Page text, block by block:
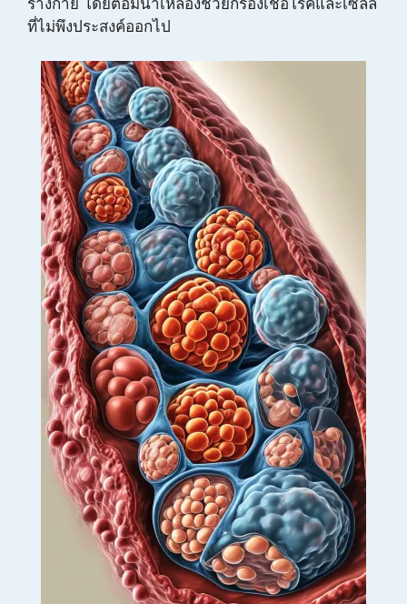
ร่างกาย โดยต่อมน้ำเหลืองช่วยกรองเชื้อโรคและเซลล์
ที่ไม่พึงประสงค์ออกไป